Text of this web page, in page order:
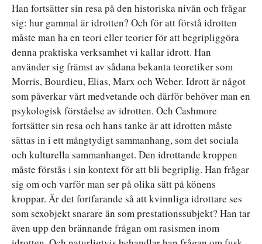
Han fortsätter sin resa på den historiska nivån och frågar
sig: hur gammal är idrotten? Och för att förstå idrotten
måste man ha en teori eller teorier för att begripliggöra
denna praktiska verksamhet vi kallar idrott. Han
använder sig främst av sådana bekanta teoretiker som
Morris, Bourdieu, Elias, Marx och Weber. Idrott är något
som påverkar vårt medvetande och därför behöver man en
psykologisk förståelse av idrotten. Och Cashmore
fortsätter sin resa och hans tanke är att idrotten måste
sättas in i ett mångtydigt sammanhang, som det sociala
och kulturella sammanhanget. Den idrottande kroppen
måste förstås i sin kontext för att bli begriplig. Han frågar
sig om och varför man ser på olika sätt på könens
kroppar. Är det fortfarande så att kvinnliga idrottare ses
som sexobjekt snarare än som prestationssubjekt? Han tar
även upp den brännande frågan om rasismen inom